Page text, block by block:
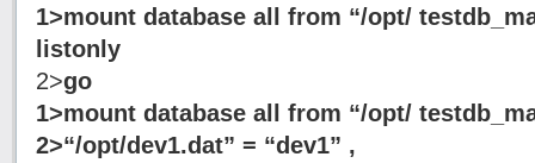
1>mount database all from “/opt/
listonly
2>go
1>mount database all from “/opt/
2>“/opt/dev1.dat” = “dev1” ,